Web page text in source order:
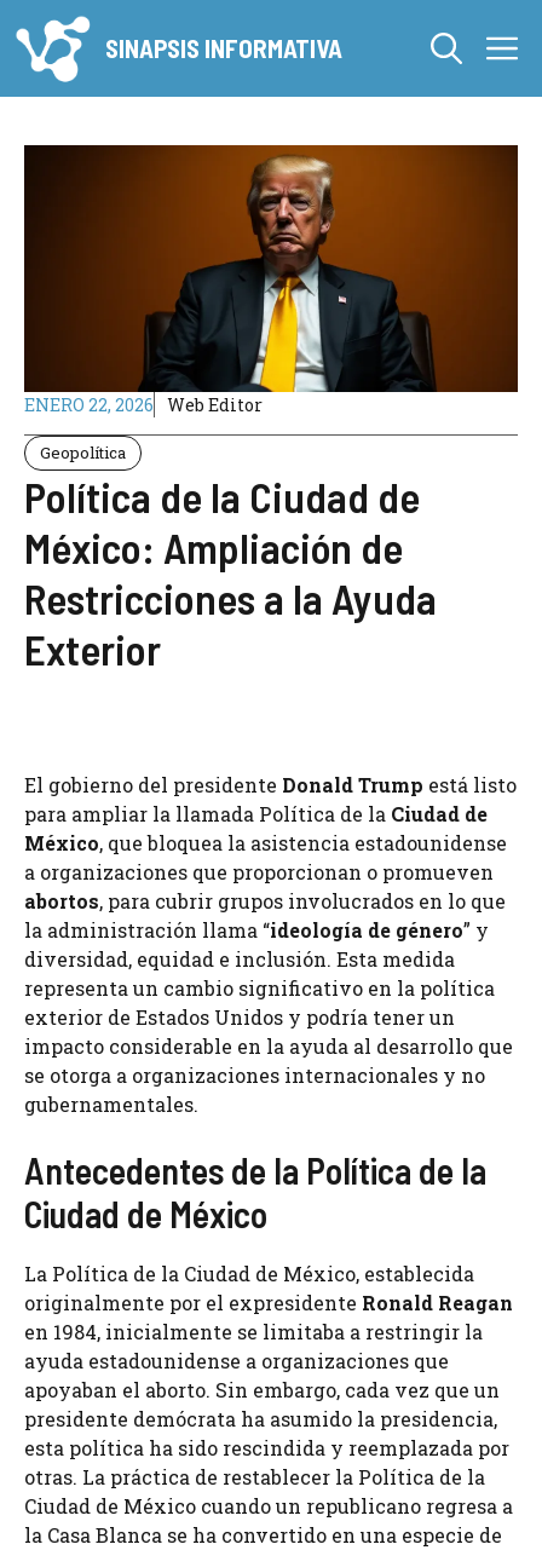
al
contenido
SINAPSIS INFORMATIVA
ENERO 22, 2026 Web Editor
Geopolítica
Política de la Ciudad de
México: Ampliación de
Restricciones a la Ayuda
Exterior
El gobierno del presidente Donald Trump está listo
para ampliar la llamada Política de la Ciudad de
México, que bloquea la asistencia estadounidense
a organizaciones que proporcionan o promueven
abortos, para cubrir grupos involucrados en lo que
la administración llama “ideología de género” y
diversidad, equidad e inclusión. Esta medida
representa un cambio significativo en la política
exterior de Estados Unidos y podría tener un
impacto considerable en la ayuda al desarrollo que
se otorga a organizaciones internacionales y no
gubernamentales.
Antecedentes de la Política de la
Ciudad de México
La Política de la Ciudad de México, establecida
originalmente por el expresidente Ronald Reagan
en 1984, inicialmente se limitaba a restringir la
ayuda estadounidense a organizaciones que
apoyaban el aborto. Sin embargo, cada vez que un
presidente demócrata ha asumido la presidencia,
esta política ha sido rescindida y reemplazada por
otras. La práctica de restablecer la Política de la
Ciudad de México cuando un republicano regresa a
la Casa Blanca se ha convertido en una especie de